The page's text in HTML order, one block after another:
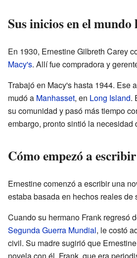
Sus inicios en el
En 1930, Ernestine Gilbreth Carey
Macy's. Allí fue compradora y
Trabajó en Macy's hasta 1944. Ese
mudó a Manhasset, en Long Island.
su comunidad y pasó más tiempo
embargo, pronto sintió la necesidad
Cómo empezó a escribir
Ernestine comenzó a escribir una
estaba basada en hechos reales de
Cuando su hermano Frank regresó
Segunda Guerra Mundial, le costó
civil. Su madre sugirió que